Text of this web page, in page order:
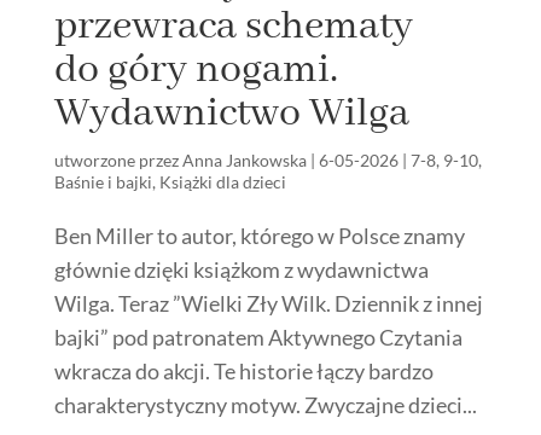
przewraca schematy
do góry nogami.
Wydawnictwo Wilga
utworzone przezAnna Jankowska| 6-05-2026| 7-8, 9-10,
Baśnie i bajki, Książki dla dzieci
Ben Miller to autor, którego w Polsce znamy
głównie dzięki książkom z wydawnictwa
Wilga. Teraz ”Wielki Zły Wilk. Dziennik z innej
bajki” pod patronatem Aktywnego Czytania
wkracza do akcji. Te historie łączy bardzo
charakterystyczny motyw. Zwyczajne dzieci...